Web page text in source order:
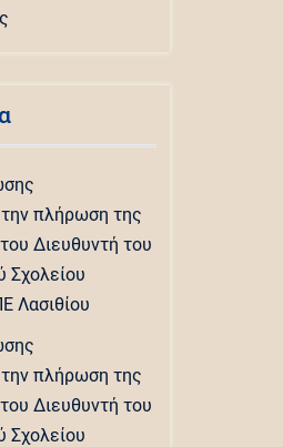
την πλήρωση της
Διευθυντή του
Σχολείου
Λασιθίου
την πλήρωση της
Διευθυντή του
Σχολείου